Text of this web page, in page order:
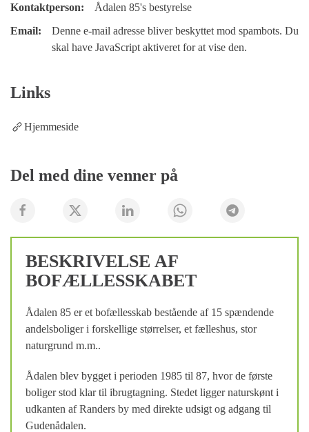
Kontaktperson:
Ådalen 85's bestyrelse
Email:
Denne e-mail adresse bliver beskyttet mod spambots. Du
skal have JavaScript aktiveret for at vise den.
Links
Hjemmeside
Del med dine venner på
BESKRIVELSE AF
BOFÆLLESSKABET
Ådalen 85 er et bofællesskab bestående af 15 spændende
andelsboliger i forskellige størrelser, et fælleshus, stor
naturgrund m.m..
Ådalen blev bygget i perioden 1985 til 87, hvor de første
boliger stod klar til ibrugtagning. Stedet ligger naturskønt i
udkanten af Randers by med direkte udsigt og adgang til
Gudenådalen.